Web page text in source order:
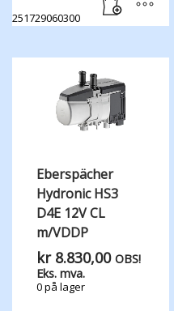
251729060300
Eberspächer
Hydronic HS3
D4E 12V CL
m/VDDP
kr8.830,00 OBS!
Eks. mva.
0 på lager